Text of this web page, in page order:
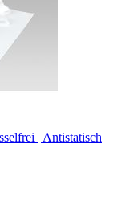
| Antistatisch